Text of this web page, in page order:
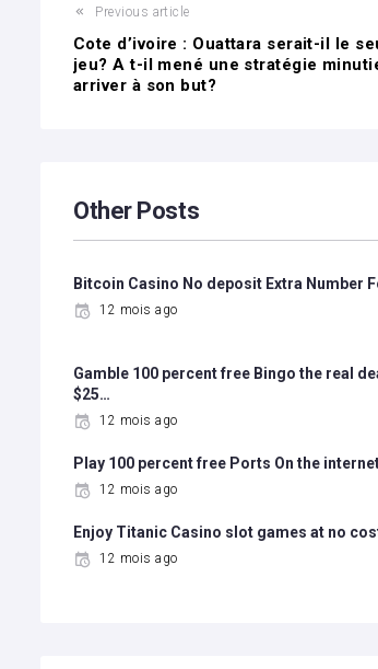
Previous article
Cote d’ivoire : Ouattara serait-il le
jeu? A t-il mené une stratégie
arriver à son but?
Other Posts
Bitcoin Casino No deposit Extra Number
12 mois ago
Gamble 100 percent free Bingo the real
$25…
12 mois ago
Play 100 percent free Ports On the
12 mois ago
Enjoy Titanic Casino slot games at no
12 mois ago